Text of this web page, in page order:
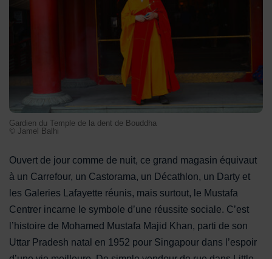
Gardien du Temple de la dent de Bouddha
© Jamel Balhi
Ouvert de jour comme de nuit, ce grand magasin équivaut
à un Carrefour, un Castorama, un Décathlon, un Darty et
les Galeries Lafayette réunis, mais surtout, le Mustafa
Centrer incarne le symbole d’une réussite sociale. C’est
l’histoire de Mohamed Mustafa Majid Khan, parti de son
Uttar Pradesh natal en 1952 pour Singapour dans l’espoir